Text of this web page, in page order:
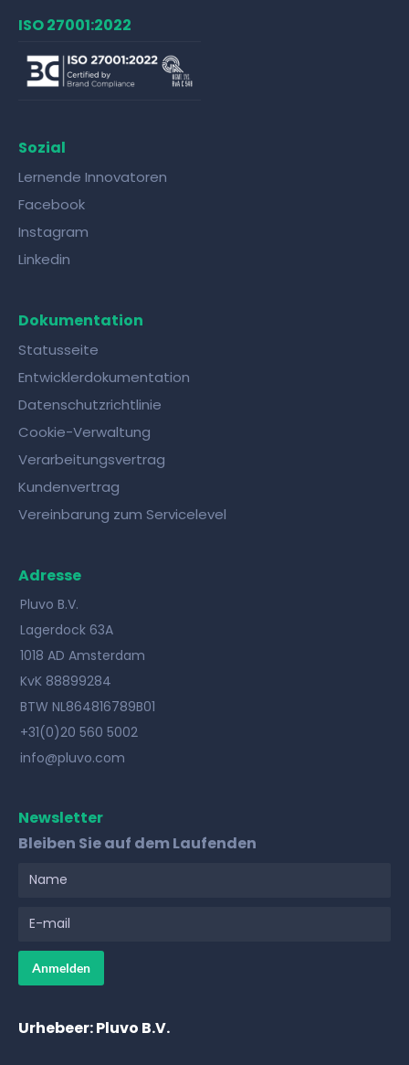
ISO 27001:2022
Sozial
Lernende Innovatoren
Facebook
Instagram
Linkedin
Dokumentation
Statusseite
Entwicklerdokumentation
Datenschutzrichtlinie
Cookie-Verwaltung
Verarbeitungsvertrag
Kundenvertrag
Vereinbarung zum Servicelevel
Adresse
Pluvo B.V.
Lagerdock 63A
1018 AD Amsterdam
KvK 88899284
BTW NL864816789B01
+31(0)20 560 5002
info@pluvo.com
Newsletter
Bleiben Sie auf dem Laufenden
Urhebeer: Pluvo B.V.